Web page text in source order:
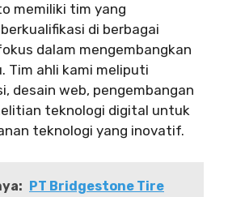
memiliki tim yang
di berbagai
dalam mengembangkan
Tim ahli kami meliputi
desain web, pengembangan
teknologi digital untuk
teknologi yang inovatif.
PT Bridgestone Tire